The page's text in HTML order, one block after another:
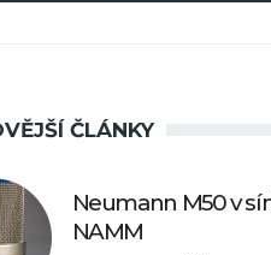
ČLÁNKY
Neumann M50 v
NAMM